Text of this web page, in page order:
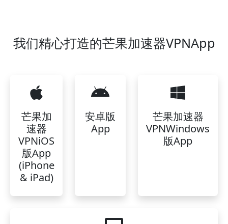
我们精心打造的芒果加速器VPNApp
芒果加
速器
VPNiOS
版App
(iPhone
& iPad)
安卓版
App
芒果加速器
VPNWindows
版App